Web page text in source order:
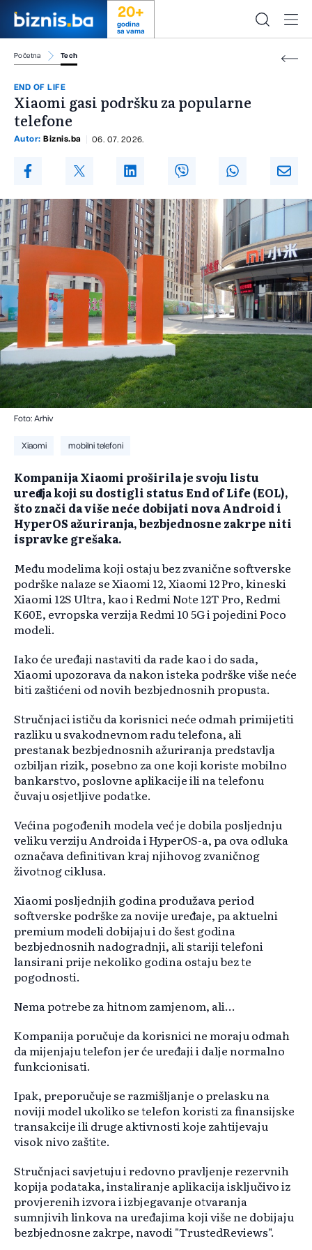
20+
godina
sa vama
Početna Tech
END OF LIFE
Xiaomi gasi podršku za popularne
telefone
Autor: Biznis.ba 06. 07. 2026.
Foto: Arhiv
Xiaomi mobilni telefoni
​Kompanija Xiaomi proširila je svoju listu
uređaja koji su dostigli status End of Life (EOL),
što znači da više neće dobijati nova Android i
HyperOS ažuriranja, bezbjednosne zakrpe niti
ispravke grešaka.
Među modelima koji ostaju bez zvanične softverske
podrške nalaze se Xiaomi 12, Xiaomi 12 Pro, kineski
Xiaomi 12S Ultra, kao i Redmi Note 12T Pro, Redmi
K60E, evropska verzija Redmi 10 5G i pojedini Poco
modeli.
Iako će uređaji nastaviti da rade kao i do sada,
Xiaomi upozorava da nakon isteka podrške više neće
biti zaštićeni od novih bezbjednosnih propusta.
Stručnjaci ističu da korisnici neće odmah primijetiti
razliku u svakodnevnom radu telefona, ali
prestanak bezbjednosnih ažuriranja predstavlja
ozbiljan rizik, posebno za one koji koriste mobilno
bankarstvo, poslovne aplikacije ili na telefonu
čuvaju osjetljive podatke.
Većina pogođenih modela već je dobila posljednju
veliku verziju Androida i HyperOS-a, pa ova odluka
označava definitivan kraj njihovog zvaničnog
životnog ciklusa.
Xiaomi posljednjih godina produžava period
softverske podrške za novije uređaje, pa aktuelni
premium modeli dobijaju i do šest godina
bezbjednosnih nadogradnji, ali stariji telefoni
lansirani prije nekoliko godina ostaju bez te
pogodnosti.
Nema potrebe za hitnom zamjenom, ali...
Kompanija poručuje da korisnici ne moraju odmah
da mijenjaju telefon jer će uređaji i dalje normalno
funkcionisati.
Ipak, preporučuje se razmišljanje o prelasku na
noviji model ukoliko se telefon koristi za finansijske
transakcije ili druge aktivnosti koje zahtijevaju
visok nivo zaštite.
Stručnjaci savjetuju i redovno pravljenje rezervnih
kopija podataka, instaliranje aplikacija isključivo iz
provjerenih izvora i izbjegavanje otvaranja
sumnjivih linkova na uređajima koji više ne dobijaju
bezbjednosne zakrpe, navodi "TrustedReviews".